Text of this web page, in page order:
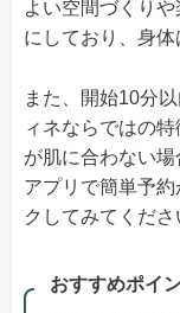
よい空間づくり
にしており、身体
また、開始10分
ィネならではの
が肌に合わない
アプリで簡単予
クしてみてくださ
おすすめポイ